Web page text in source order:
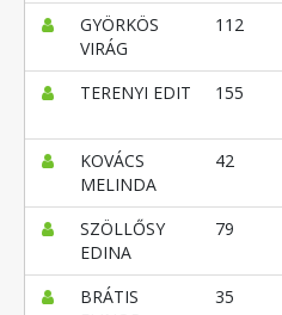
GYÖRKÖS
VIRÁG
112
TERENYI EDIT 155
KOVÁCS
MELINDA
42
SZÖLLŐSY
EDINA
79
BRÁTIS
35